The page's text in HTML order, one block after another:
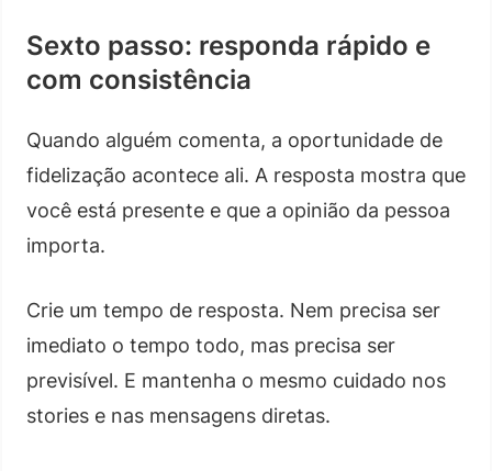
Sexto passo: responda rápido e
com consistência
Quando alguém comenta, a oportunidade de
fidelização acontece ali. A resposta mostra que
você está presente e que a opinião da pessoa
importa.
Crie um tempo de resposta. Nem precisa ser
imediato o tempo todo, mas precisa ser
previsível. E mantenha o mesmo cuidado nos
stories e nas mensagens diretas.